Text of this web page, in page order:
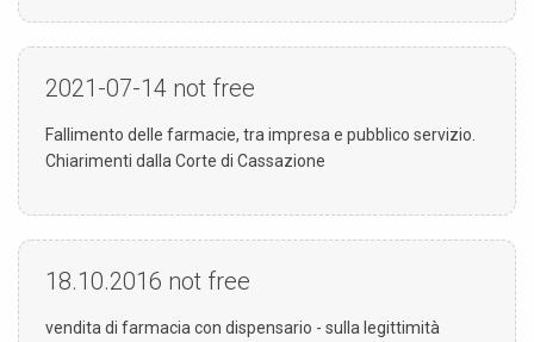
2021-07-14 not free
Fallimento delle farmacie, tra impresa e pubblico servizio.
Chiarimenti dalla Corte di Cassazione
18.10.2016 not free
vendita di farmacia con dispensario - sulla legittimità